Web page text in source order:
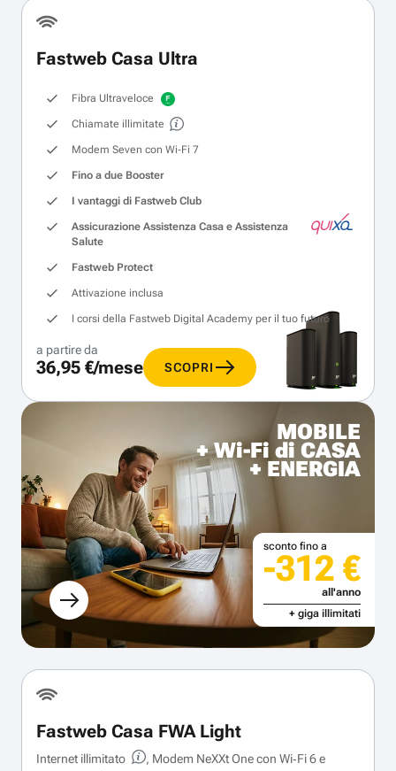
Fastweb Casa Ultra
Fibra Ultraveloce
Chiamate illimitate
Modem Seven con Wi‑Fi 7
Fino a due Booster
I vantaggi di Fastweb Club
Assicurazione Assistenza Casa e Assistenza
Salute
Fastweb Protect
Attivazione inclusa
I corsi della Fastweb Digital Academy per il tuo futuro
a partire da
36,95 €/mese SCOPRI
MOBILE
+ Wi-Fi di CASA
+ ENERGIA
sconto fino a
-312 €
all'anno
+ giga illimitati
Fastweb Casa FWA Light
Internet illimitato
, Modem NeXXt One con Wi‑Fi 6 e